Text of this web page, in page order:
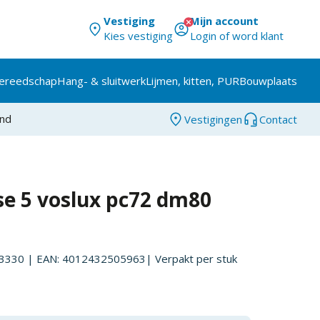
Vestiging
Kies vestiging
Mijn account
Login of word klant
Hang- & sluitwerkLijmen, kitten, PURBouwplaats
Vestigingen Contact
5 voslux pc72 dm80
| EAN: 4012432505963 | Verpakt per stuk